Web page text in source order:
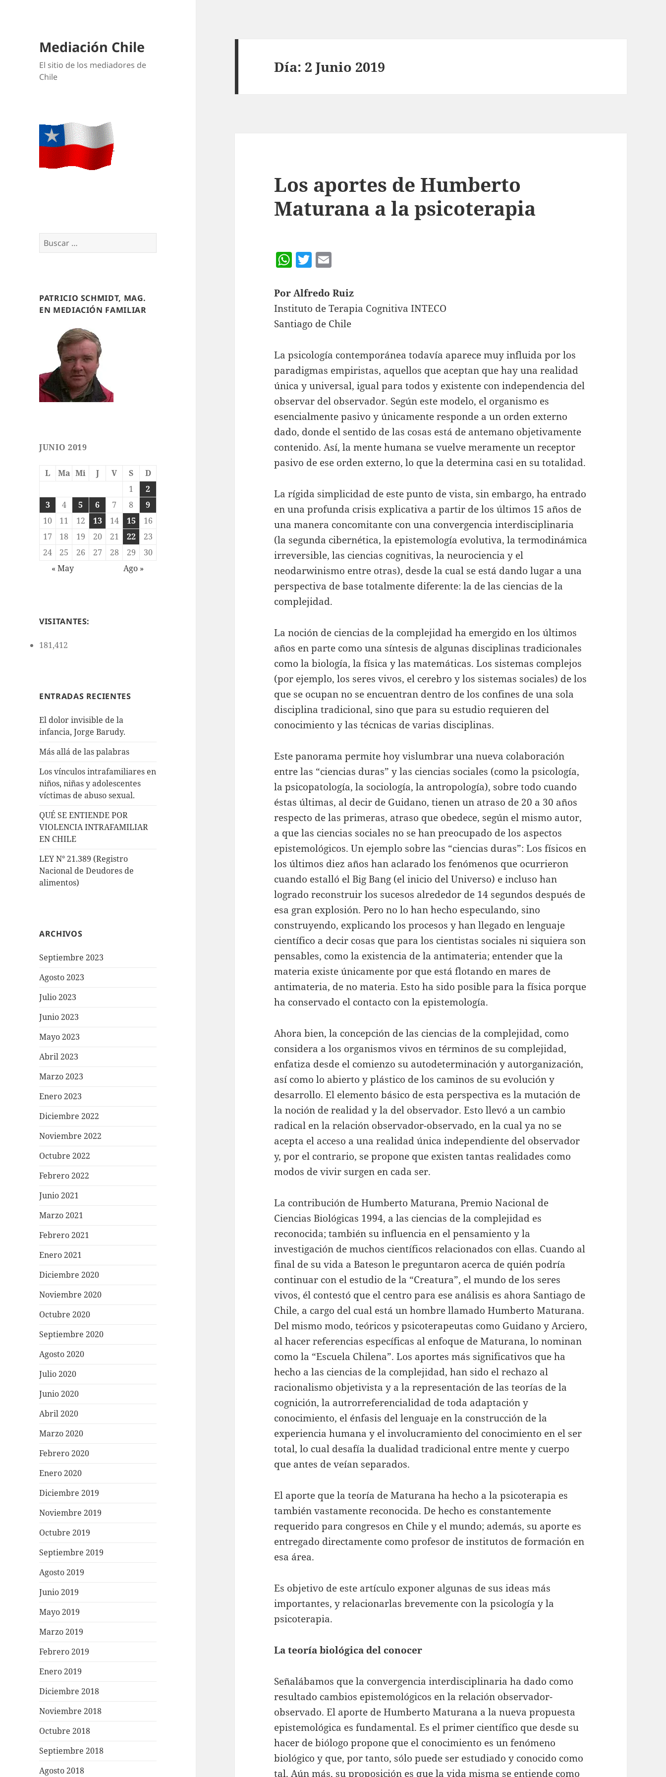
Mediación Chile
El sitio de los mediadores de
Chile
Buscar
por:
PATRICIO SCHMIDT, MAG.
EN MEDIACIÓN FAMILIAR
JUNIO 2019
L Ma Mi J V S
D
1
2
3
4 5 6 7 8
9
10
11 12 13 14 15
16
17
18 19 20 21 22
23
24
25 26 27 28 29
30
« May
Ago »
VISITANTES:
181,412
ENTRADAS RECIENTES
El dolor invisible de la
infancia, Jorge Barudy.
Más allá de las palabras
Los vínculos intrafamiliares en
niños, niñas y adolescentes
víctimas de abuso sexual.
QUÉ SE ENTIENDE POR
VIOLENCIA INTRAFAMILIAR
EN CHILE
LEY N° 21.389 (Registro
Nacional de Deudores de
alimentos)
ARCHIVOS
Septiembre 2023
Agosto 2023
Julio 2023
Junio 2023
Mayo 2023
Abril 2023
Marzo 2023
Enero 2023
Diciembre 2022
Noviembre 2022
Octubre 2022
Febrero 2022
Junio 2021
Marzo 2021
Febrero 2021
Enero 2021
Diciembre 2020
Noviembre 2020
Octubre 2020
Septiembre 2020
Agosto 2020
Julio 2020
Junio 2020
Abril 2020
Marzo 2020
Febrero 2020
Enero 2020
Diciembre 2019
Noviembre 2019
Octubre 2019
Septiembre 2019
Agosto 2019
Junio 2019
Mayo 2019
Marzo 2019
Febrero 2019
Enero 2019
Diciembre 2018
Noviembre 2018
Octubre 2018
Septiembre 2018
Agosto 2018
Día: 2 Junio 2019
Los aportes de Humberto
Maturana a la psicoterapia
W
at
s
A
p
T
itt
er
ai
l
Por Alfredo Ruiz
Instituto de Terapia Cognitiva INTECO
Santiago de Chile
La psicología contemporánea todavía aparece muy influida por los
paradigmas empiristas, aquellos que aceptan que hay una realidad
única y universal, igual para todos y existente con independencia del
observar del observador. Según este modelo, el organismo es
esencialmente pasivo y únicamente responde a un orden externo
dado, donde el sentido de las cosas está de antemano objetivamente
contenido. Así, la mente humana se vuelve meramente un receptor
pasivo de ese orden externo, lo que la determina casi en su totalidad.
La rígida simplicidad de este punto de vista, sin embargo, ha entrado
en una profunda crisis explicativa a partir de los últimos 15 años de
una manera concomitante con una convergencia interdisciplinaria
(la segunda cibernética, la epistemología evolutiva, la termodinámica
irreversible, las ciencias cognitivas, la neurociencia y el
neodarwinismo entre otras), desde la cual se está dando lugar a una
perspectiva de base totalmente diferente: la de las ciencias de la
complejidad.
La noción de ciencias de la complejidad ha emergido en los últimos
años en parte como una síntesis de algunas disciplinas tradicionales
como la biología, la física y las matemáticas. Los sistemas complejos
(por ejemplo, los seres vivos, el cerebro y los sistemas sociales) de los
que se ocupan no se encuentran dentro de los confines de una sola
disciplina tradicional, sino que para su estudio requieren del
conocimiento y las técnicas de varias disciplinas.
Este panorama permite hoy vislumbrar una nueva colaboración
entre las “ciencias duras” y las ciencias sociales (como la psicología,
la psicopatología, la sociología, la antropología), sobre todo cuando
éstas últimas, al decir de Guidano, tienen un atraso de 20 a 30 años
respecto de las primeras, atraso que obedece, según el mismo autor,
a que las ciencias sociales no se han preocupado de los aspectos
epistemológicos. Un ejemplo sobre las “ciencias duras”: Los físicos en
los últimos diez años han aclarado los fenómenos que ocurrieron
cuando estalló el Big Bang (el inicio del Universo) e incluso han
logrado reconstruir los sucesos alrededor de 14 segundos después de
esa gran explosión. Pero no lo han hecho especulando, sino
construyendo, explicando los procesos y han llegado en lenguaje
científico a decir cosas que para los cientistas sociales ni siquiera son
pensables, como la existencia de la antimateria; entender que la
materia existe únicamente por que está flotando en mares de
antimateria, de no materia. Esto ha sido posible para la física porque
ha conservado el contacto con la epistemología.
Ahora bien, la concepción de las ciencias de la complejidad, como
considera a los organismos vivos en términos de su complejidad,
enfatiza desde el comienzo su autodeterminación y autorganización,
así como lo abierto y plástico de los caminos de su evolución y
desarrollo. El elemento básico de esta perspectiva es la mutación de
la noción de realidad y la del observador. Esto llevó a un cambio
radical en la relación observador-observado, en la cual ya no se
acepta el acceso a una realidad única independiente del observador
y, por el contrario, se propone que existen tantas realidades como
modos de vivir surgen en cada ser.
La contribución de Humberto Maturana, Premio Nacional de
Ciencias Biológicas 1994, a las ciencias de la complejidad es
reconocida; también su influencia en el pensamiento y la
investigación de muchos científicos relacionados con ellas. Cuando al
final de su vida a Bateson le preguntaron acerca de quién podría
continuar con el estudio de la “Creatura”, el mundo de los seres
vivos, él contestó que el centro para ese análisis es ahora Santiago de
Chile, a cargo del cual está un hombre llamado Humberto Maturana.
Del mismo modo, teóricos y psicoterapeutas como Guidano y Arciero,
al hacer referencias específicas al enfoque de Maturana, lo nominan
como la “Escuela Chilena”. Los aportes más significativos que ha
hecho a las ciencias de la complejidad, han sido el rechazo al
racionalismo objetivista y a la representación de las teorías de la
cognición, la autrorreferencialidad de toda adaptación y
conocimiento, el énfasis del lenguaje en la construcción de la
experiencia humana y el involucramiento del conocimiento en el ser
total, lo cual desafía la dualidad tradicional entre mente y cuerpo
que antes de veían separados.
El aporte que la teoría de Maturana ha hecho a la psicoterapia es
también vastamente reconocida. De hecho es constantemente
requerido para congresos en Chile y el mundo; además, su aporte es
entregado directamente como profesor de institutos de formación en
esa área.
Es objetivo de este artículo exponer algunas de sus ideas más
importantes, y relacionarlas brevemente con la psicología y la
psicoterapia.
La teoría biológica del conocer
Señalábamos que la convergencia interdisciplinaria ha dado como
resultado cambios epistemológicos en la relación observador-
observado. El aporte de Humberto Maturana a la nueva propuesta
epistemológica es fundamental. Es el primer científico que desde su
hacer de biólogo propone que el conocimiento es un fenómeno
biológico y que, por tanto, sólo puede ser estudiado y conocido como
tal. Aún más, su proposición es que la vida misma se entiende como